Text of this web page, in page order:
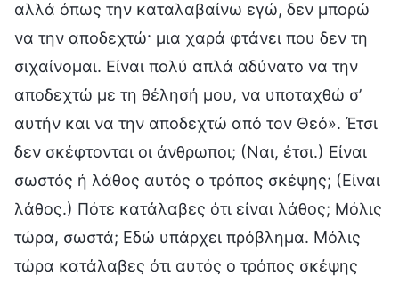
αλλά όπως την καταλαβαίνω εγώ, δεν μπορώ
να την αποδεχτώ· μια χαρά φτάνει που δεν τη
σιχαίνομαι. Είναι πολύ απλά αδύνατο να την
αποδεχτώ με τη θέλησή μου, να υποταχθώ σ’
αυτήν και να την αποδεχτώ από τον Θεό». Έτσι
δεν σκέφτονται οι άνθρωποι; (Ναι, έτσι.) Είναι
σωστός ή λάθος αυτός ο τρόπος σκέψης; (Είναι
λάθος.) Πότε κατάλαβες ότι είναι λάθος; Μόλις
τώρα, σωστά; Εδώ υπάρχει πρόβλημα. Μόλις
τώρα κατάλαβες ότι αυτός ο τρόπος σκέψης